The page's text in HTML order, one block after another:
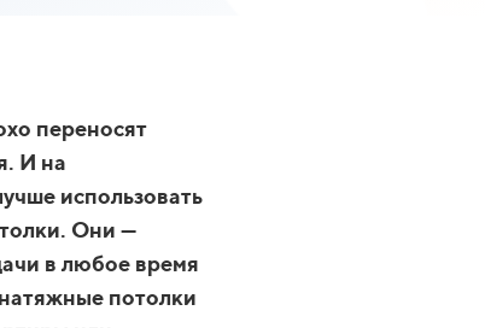
переносят
И на
использовать
Они —
в любое время
потолки